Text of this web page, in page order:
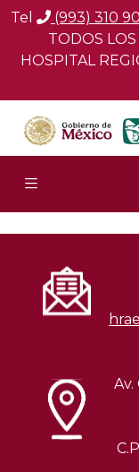
Tel
(993) 310
TODOS
HOSPITAL